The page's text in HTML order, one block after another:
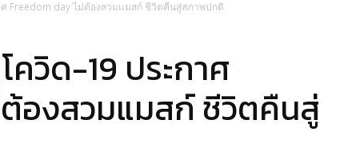
Freedom day ไม่ต้องสวมแมสก์ ชีวิตคืนสู่สภาพปกติ
วิด-19 ประกาศ
องสวมแมสก์ ชีวิตคืนสู่